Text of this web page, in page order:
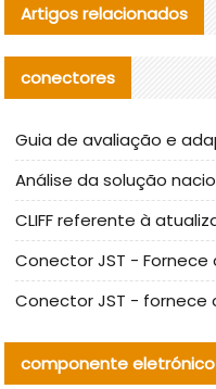
Artigos relacionados
conectores
componente eletrónico